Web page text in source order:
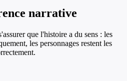
narrative
que l'histoire a du sens : les
les personnages restent les